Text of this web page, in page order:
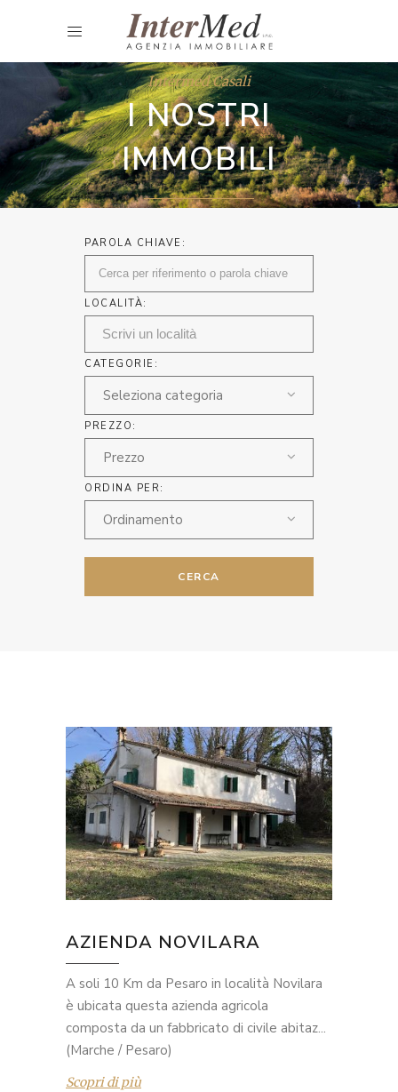
Intermed Casali
I NOSTRI
IMMOBILI
PAROLA CHIAVE:
LOCALITÀ:
CATEGORIE:
Seleziona categoria
PREZZO:
Prezzo
ORDINA PER:
Ordinamento
CERCA
AZIENDA NOVILARA
A soli 10 Km da Pesaro in località Novilara
è ubicata questa azienda agricola
composta da un fabbricato di civile abitaz...
(Marche / Pesaro)
Scopri di più